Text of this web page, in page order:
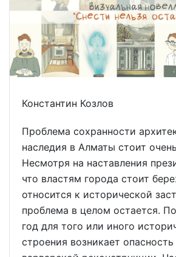
Константин Козлов
Проблема сохранности
наследия в Алматы стоит
Несмотря на наставления
что властям города стоит
относится к исторической
проблема в целом остается.
год для того или иного
строения возникает